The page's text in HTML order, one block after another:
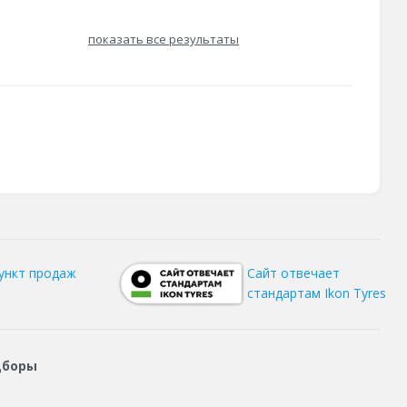
показать все результаты
продаж
Сайт отвечает
стандартам Ikon Tyres